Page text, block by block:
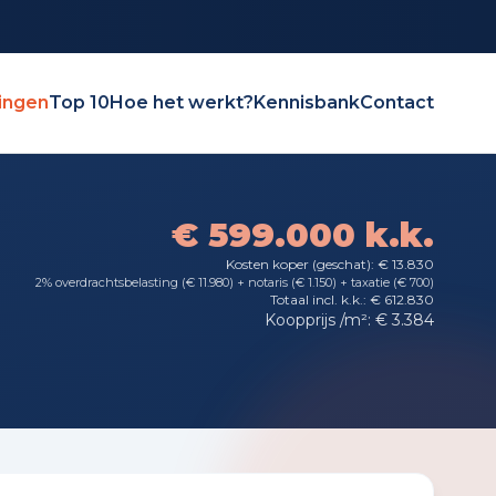
Top 10Hoe het werkt?KennisbankContact
€ 599.000 k.k.
Kosten koper (geschat): € 13.830
2% overdrachtsbelasting (€ 11.980) + notaris (€ 1.150) + taxatie (€ 700)
Totaal incl. k.k.: € 612.830
Koopprijs /m²: € 3.384